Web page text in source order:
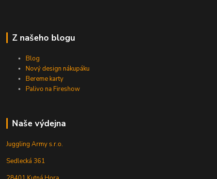
Z našeho blogu
Blog
Nový design nákupáku
Bereme karty
Palivo na Fireshow
Naše výdejna
Juggling Army s.r.o.
Sedlecká 361